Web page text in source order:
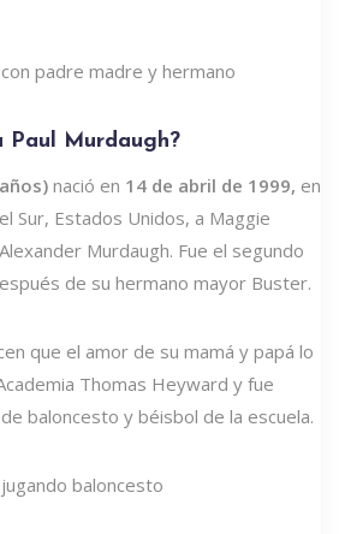
Paul Murdaugh?
nació en 14 de abril de 1999, en
Sur, Estados Unidos, a Maggie
Murdaugh. Fue el segundo
de su hermano mayor Buster.
que el amor de su mamá y papá lo
Thomas Heyward y fue
baloncesto y béisbol de la escuela.